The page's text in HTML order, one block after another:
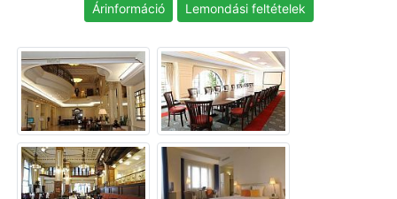
Árinformáció
Lemondási feltételek